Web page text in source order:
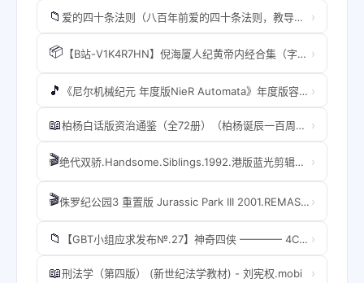
📁 爱的四十条法则（八百年前爱的四十条法则，教导我们如何好好去爱，打破土耳其有史以来畅销纪录）.B07VSZNDD7.azw3 ›
📦 【B站-V1K4R7HN】倪海厦人纪黄帝内经合集（字幕版）教材笔记同步提音降噪，时修复画不问题此包括约80个视频会逐更新完毕 ›
🎵 《尼尔机械纪元 年度版NieR Automata》年度版容量41GB集成v6.5完整简体中文汉化支持键盘.鼠标.手柄赠官方原声31首GM赠官方原画集赠通关存档赠多项修改器赠白裙MOD ›
📖 柏杨白话版资治通鉴（全72册）（柏杨诞辰一百周年纪念，电子书首次发售，用现代人视角看透历史成败因果。）.B087JNXSHZ.azw3 ›
🎬 绝代双骄.Handsome.Siblings.1992.港版蓝光剪辑完整版.BD1080P.国粤闽四语.中字.mp4 ›
🎬 侏罗纪公园3 重置版 Jurassic Park III 2001.REMASTERED.BD1080P.x264.DD5.1.中英双字幕.ENG&CHS.taobaobt.mp4 ›
📁 【GBT小组应求发布№.27】神奇四侠 ———— 4CD完整版.torrent ›
📖刑法学（第四版） (新世纪法学教材) - 刘宪权.mobi ›